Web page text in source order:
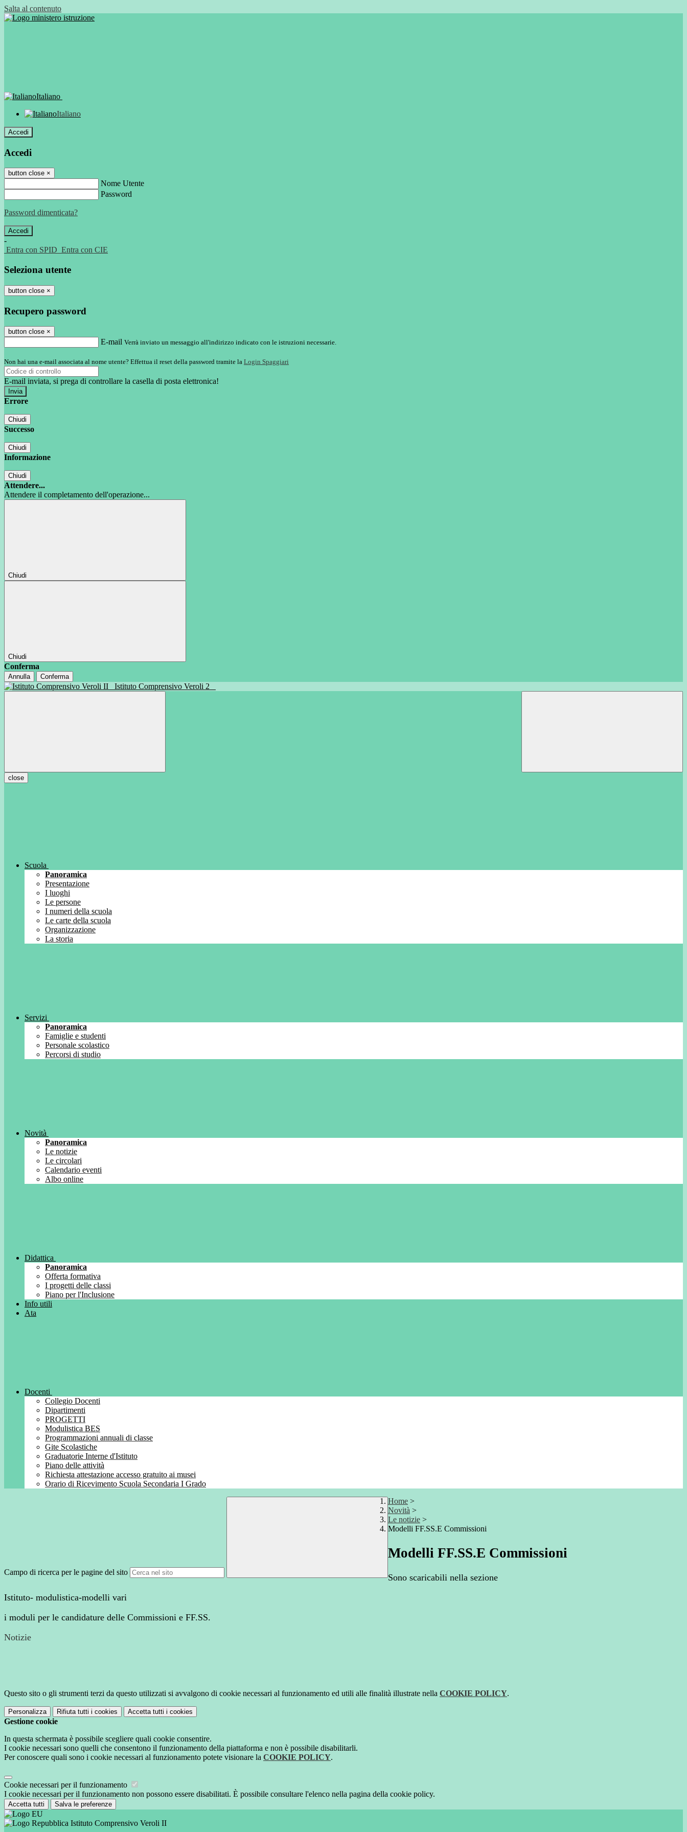
Salta al contenuto
Italiano
Italiano
Accedi
Accedi
button close ×
Nome Utente
Password
Password dimenticata?
-
Entra con SPID Entra con CIE
Seleziona utente
button close ×
Recupero password
button close ×
E-mail Verrà inviato un messaggio all'indirizzo indicato con le istruzioni necessarie.
Non hai una e-mail associata al nome utente? Effettua il reset della password tramite la Login Spaggiari
E-mail inviata, si prega di controllare la casella di posta elettronica!
Errore
Chiudi
Successo
Chiudi
Informazione
Chiudi
Attendere...
Attendere il completamento dell'operazione...
Chiudi
Chiudi
Conferma
Annulla Conferma
Istituto Comprensivo Veroli 2
close
Scuola
Panoramica
Presentazione
I luoghi
Le persone
I numeri della scuola
Le carte della scuola
Organizzazione
La storia
Servizi
Panoramica
Famiglie e studenti
Personale scolastico
Percorsi di studio
Novità
Panoramica
Le notizie
Le circolari
Calendario eventi
Albo online
Didattica
Panoramica
Offerta formativa
I progetti delle classi
Piano per l'Inclusione
Info utili
Ata
Docenti
Collegio Docenti
Dipartimenti
PROGETTI
Modulistica BES
Programmazioni annuali di classe
Gite Scolastiche
Graduatorie Interne d'Istituto
Piano delle attività
Richiesta attestazione accesso gratuito ai musei
Orario di Ricevimento Scuola Secondaria I Grado
Campo di ricerca per le pagine del sito
Home >
Novità >
Le notizie >
Modelli FF.SS.E Commissioni
Modelli FF.SS.E Commissioni
Sono scaricabili nella sezione
Istituto- modulistica-modelli vari
i moduli per le candidature delle Commissioni e FF.SS.
Notizie
Questo sito o gli strumenti terzi da questo utilizzati si avvalgono di cookie necessari al funzionamento ed utili alle finalità illustrate nella COOKIE POLICY.
Personalizza Rifiuta tutti i cookies Accetta tutti i cookies
Gestione cookie
In questa schermata è possibile scegliere quali cookie consentire.
I cookie necessari sono quelli che consentono il funzionamento della piattaforma e non è possibile disabilitarli.
Per conoscere quali sono i cookie necessari al funzionamento potete visionare la COOKIE POLICY.
Cookie necessari per il funzionamento
I cookie necessari per il funzionamento non possono essere disabilitati. È possibile consultare l'elenco nella pagina della cookie policy.
Accetta tutti Salva le preferenze
Istituto Comprensivo Veroli II